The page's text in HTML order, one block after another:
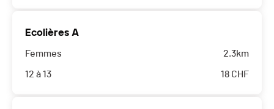
Ecolières A
Femmes
12 à 13
2.3km
18 CHF